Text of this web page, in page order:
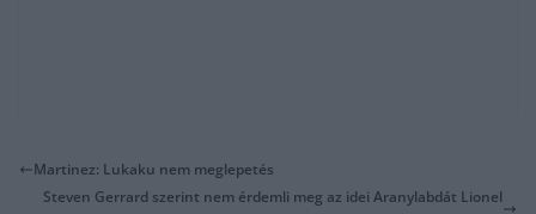
Martinez: Lukaku nem meglepetés
Steven Gerrard szerint nem érdemli meg az idei Aranylabdát Lionel